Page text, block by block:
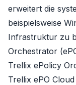
erweitert die
beispielsweise
Infrastruktur zu
Orchestrator
Trellix ePolicy
Trellix ePO